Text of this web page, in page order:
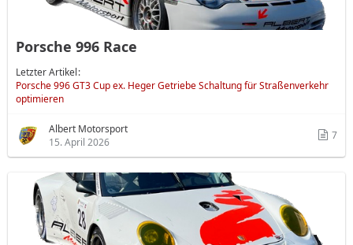
Porsche 996 Race
Letzter Artikel
Porsche 996 GT3 Cup ex. Heger Getriebe Schaltung für Straßenverkehr
optimieren
Albert Motorsport
15. April 2026
7